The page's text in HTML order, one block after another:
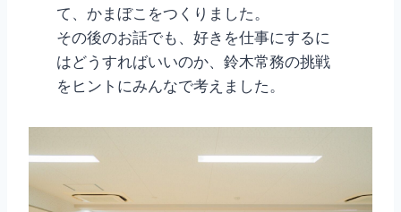
て、かまぼこをつくりました。
その後のお話でも、好きを仕事にするに
はどうすればいいのか、鈴木常務の挑戦
をヒントにみんなで考えました。